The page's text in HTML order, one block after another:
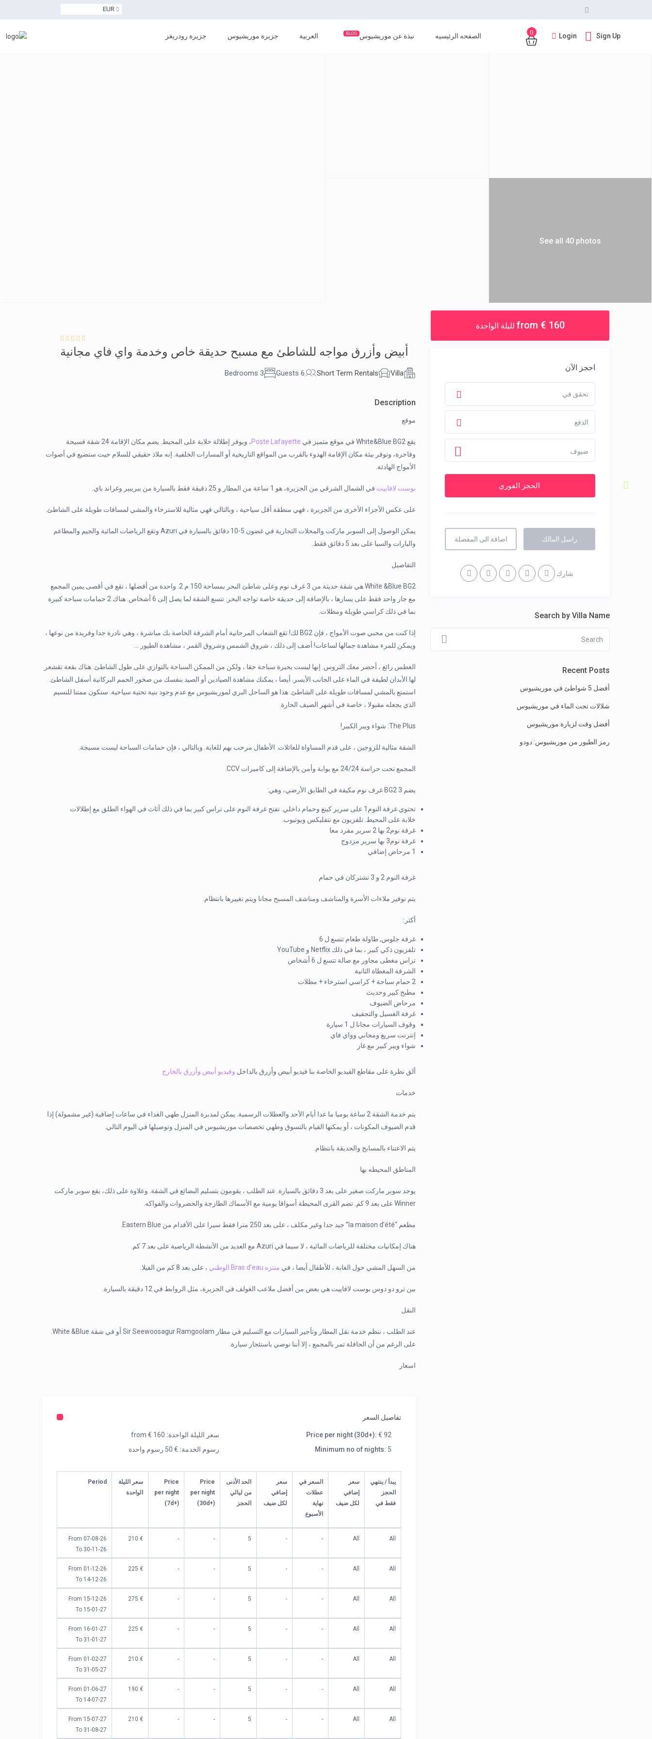
EUR
0 Login Sign Up الصفحه الرئيسيه نبذة عن موريشيوس BLOG العربية جزيرة موريشيوس جزيرة رودريغز
See all 40 photos
أبيض وأزرق مواجه للشاطئ مع مسبح حديقة خاص وخدمة واي فاي مجانية
Villa
Short Term Rentals
6 Guests
3 Bedrooms
Description
موقع
يقع White&Blue BG2 في موقع متميز في Poste Lafayette
، ويوفر إطلالة خلابة على المحيط. يضم مكان الإقامة 24 شقة فسيحة
وفاخرة، وتوفر بيئة مكان الإقامة الهدوء بالقرب من المواقع التاريخية أو المسارات الخلفية. إنه ملاذ حقيقي للسلام حيث ستضيع في أصوات
الأمواج الهادئة.
بوست لافاييت في الشمال الشرقي من الجزيرة، هو 1 ساعة من المطار و 25 دقيقة فقط بالسيارة من بيريبير وغراند باي.
على عكس الأجزاء الأخرى من الجزيرة ، فهي منطقة أقل سياحية ، وبالتالي فهي مثالية للاسترخاء والمشي لمسافات طويلة على الشاطئ.
يمكن الوصول إلى السوبر ماركت والمحلات التجارية في غضون 5-10 دقائق بالسيارة في Azuri وتقع الرياضات المائية والجيم والمطاعم
والبارات والسبا على بعد 5 دقائق فقط.
التفاصيل
White &Blue BG2 هي شقة حديثة من 3 غرف نوم وعلى شاطئ البحر بمساحة 150 م 2. واحدة من أفضلها ، تقع في أقصى يمين المجمع
مع جار واحد فقط على يسارها ، بالإضافة إلى حديقة خاصة تواجه البحر. تتسع الشقة لما يصل إلى 6 أشخاص. هناك 2 حمامات سباحة كبيرة
بما في ذلك كراسي طويلة ومظلات.
إذا كنت من محبي صوت الأمواج ، فإن BG2 لك! تقع الشعاب المرجانية أمام الشرفة الخاصة بك مباشرة ، وهي نادرة جدا وفريدة من نوعها ،
ويمكن للمرء مشاهدة جمالها لساعات! أضف إلى ذلك ، شروق الشمس وشروق القمر ، مشاهدة الطيور …
الغطس رائع ، أحضر معك التروس. إنها ليست بحيرة سباحة حقا ، ولكن من الممكن السباحة بالتوازي على طول الشاطئ. هناك بقعة تقشعر
لها الأبدان لطيفة في الماء على الجانب الأيسر. أيضا ، يمكنك مشاهدة الصيادين أو الصيد بنفسك من صخور الحمم البركانية أسفل الشاطئ.
استمتع بالمشي لمسافات طويلة على الشاطئ. هذا هو الساحل البري لموريشيوس مع عدم وجود بنية تحتية سياحية. ستكون ممتنا للنسيم
الذي يجعله مقبولا ، خاصة في أشهر الصيف الحارة.
The Plus: شواء ويبر الكبير!
الشقة مثالية للزوجين ، على قدم المساواة للعائلات. الأطفال مرحب بهم للغاية. وبالتالي ، فإن حمامات السباحة ليست مسيجة.
المجمع تحت حراسة 24/24 مع بوابة وأمن بالإضافة إلى كاميرات CCV.
يضم BG2 3 غرف نوم مكيفة في الطابق الأرضي، وهي:
تحتوي غرفة النوم1 على سرير كينغ وحمام داخلي. تفتح غرفة النوم على تراس كبير بما في ذلك أثاث في الهواء الطلق مع إطلالات
خلابة على المحيط. تلفزيون مع نتفليكس ويوتيوب.
غرفة نوم2 بها 2 سرير مفرد معا
غرفة نوم3 بها سرير مزدوج
1 مرحاض إضافي
غرفة النوم 2 و 3 تشتركان في حمام
يتم توفير ملاءات الأسرة والمناشف ومناشف المسبح مجانا ويتم تغييرها بانتظام.
أكثر:
غرفة جلوس, طاولة طعام تتسع ل 6
تلفزيون ذكي كبير ، بما في ذلك Netflix و YouTube
تراس مغطى مجاور مع صالة تتسع ل 6 أشخاص
الشرفة المغطاة الثانية
2 حمام سباحة + كراسي استرخاء + مظلات
مطبخ كبير وحديث
مرحاض الضيوف
غرفة الغسيل والتجفيف
وقوف السيارات مجانا ل 1 سيارة
إنترنت سريع ومجاني وواي فاي
شواء ويبر كبير مع غاز
ألق نظرة على مقاطع الفيديو الخاصة بنا فيديو أبيض وأزرق بالداخل وفيديو أبيض وأزرق بالخارج
خدمات
يتم خدمة الشقة 2 ساعة يوميا ما عدا أيام الأحد والعطلات الرسمية. يمكن لمدبرة المنزل طهي الغداء في ساعات إضافية (غير مشمولة) إذا
قدم الضيوف المكونات ، أو يمكنها القيام بالتسوق وطهي تخصصات موريشيوس في المنزل وتوصيلها في اليوم التالي.
يتم الاعتناء بالمسابح والحديقة بانتظام.
المناطق المحيطه بها
يوجد سوبر ماركت صغير على بعد 3 دقائق بالسيارة. عند الطلب ، يقومون بتسليم البضائع في الشقة. وعلاوة على ذلك، يقع سوبر ماركت
Winner على بعد 9 كم. تضم القرى المحيطة أسواقا يومية مع الأسماك الطازجة والخضروات والفواكه.
مطعم “la maison d’été” جيد جدا وغير مكلف ، على بعد 250 مترا فقط سيرا على الأقدام من Eastern Blue.
هناك إمكانيات مختلفة للرياضات المائية ، لا سيما في Azuri مع العديد من الأنشطة الرياضية على بعد 7 كم.
من السهل المشي حول الغابة ، للأطفال أيضا ، في منتزه Bras d’eau الوطني ، على بعد 8 كم من الفيلا.
بين ترو دو دوس بوست لافاييت هي بعض من أفضل ملاعب الغولف في الجزيرة، مثل الروابط في 12 دقيقة بالسيارة.
النقل
على الرغم من أن الحافلة تمر بالمجمع ، إلا أننا نوصي باستئجار سيارة.
اسعار
تفاصيل السعر
سعر الليلة الواحدة: Price per night (30d+): € 92
رسوم الخدمة: € 50 رسوم واحدة Minimum no of nights: 5
Period
سعر الليلة
الواحدة
Price
per night
(7d+)
Price
per night
(30d+)
الحد الأدنى
من ليالي
الحجز
سعر
إضافي
لكل ضيف
السعر في
عطلات
نهاية
الأسبوع
سعر
إضافي
لكل ضيف
يبدأ / ينتهي
الحجز
فقط في
From 07-08-26
To 30-11-26
€ 210 - - 5 - - All All
From 01-12-26
To 14-12-26
€ 225 - - 5 - - All All
From 15-12-26
To 15-01-27
€ 275 - - 5 - - All All
From 16-01-27
To 31-01-27
€ 225 - - 5 - - All All
From 01-02-27
To 31-05-27
€ 210 - - 5 - - All All
From 01-06-27
To 14-07-27
€ 190 - - 5 - - All All
From 15-07-27
To 31-08-27
€ 210 - - 5 - - All All
from € 160 لليلة الواحدة
احجز الآن
ضيوف
اضافة الى المفضلة راسل المالك
شارك
Search by Villa Name
Recent Posts
أفضل 5 شواطئ في موريشيوس
شلالات تحت الماء في موريشيوس
أفضل وقت لزيارة موريشيوس
رمز الطيور من موريشيوس: دودو